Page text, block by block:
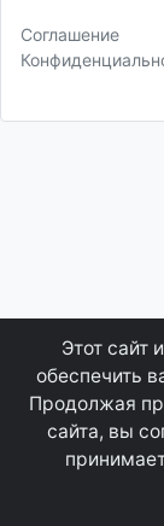
Соглашение
Этот сайт
обеспечить
Продолжая
сайта, вы